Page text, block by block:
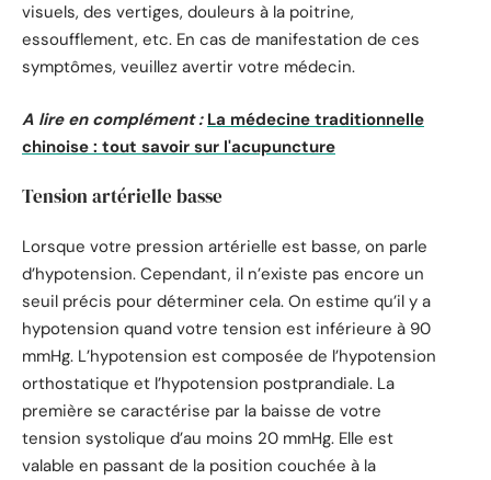
visuels, des vertiges, douleurs à la poitrine,
essoufflement, etc. En cas de manifestation de ces
symptômes, veuillez avertir votre médecin.
A lire en complément : La médecine traditionnelle
chinoise : tout savoir sur l'acupuncture
Tension artérielle basse
Lorsque votre pression artérielle est basse, on parle
d’hypotension. Cependant, il n’existe pas encore un
seuil précis pour déterminer cela. On estime qu’il y a
hypotension quand votre tension est inférieure à 90
mmHg. L’hypotension est composée de l’hypotension
orthostatique et l’hypotension postprandiale. La
première se caractérise par la baisse de votre
tension systolique d’au moins 20 mmHg. Elle est
valable en passant de la position couchée à la